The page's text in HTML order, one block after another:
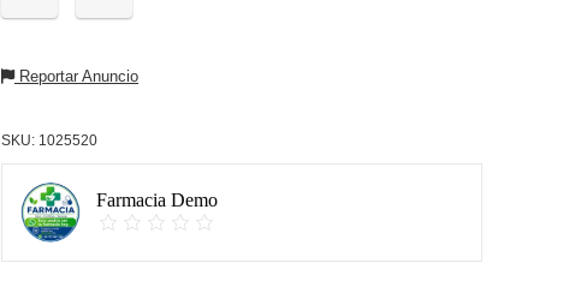
Reportar Anuncio
SKU: 1025520
Farmacia Demo